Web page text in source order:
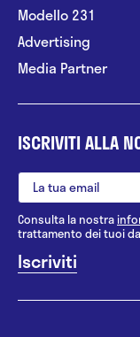
Modello 231
Advertising
Media Partner
ISCRIVITI ALLA
Consulta la nostra
trattamento dei tuoi